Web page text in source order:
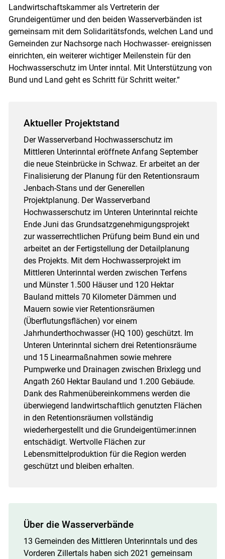
Landwirtschaftskammer als Vertreterin der
Grundeigentümer und den beiden Wasserverbänden ist
gemeinsam mit dem Solidaritätsfonds, welchen Land und
Gemeinden zur Nachsorge nach Hochwasser- ereignissen
einrichten, ein weiterer wichtiger Meilenstein für den
Hochwasserschutz im Unter inntal. Mit Unterstützung von
Bund und Land geht es Schritt für Schritt weiter.“
Aktueller Projektstand
Der Wasserverband Hochwasserschutz im
Mittleren Unterinntal eröffnete Anfang September
die neue Steinbrücke in Schwaz. Er arbeitet an der
Finalisierung der Planung für den Retentionsraum
Jenbach-Stans und der Generellen
Projektplanung. Der Wasserverband
Hochwasserschutz im Unteren Unterinntal reichte
Ende Juni das Grundsatzgenehmigungsprojekt
zur wasserrechtlichen Prüfung beim Bund ein und
arbeitet an der Fertigstellung der Detailplanung
des Projekts. Mit dem Hochwasserprojekt im
Mittleren Unterinntal werden zwischen Terfens
und Münster 1.500 Häuser und 120 Hektar
Bauland mittels 70 Kilometer Dämmen und
Mauern sowie vier Retentionsräumen
(Überflutungsflächen) vor einem
Jahrhunderthochwasser (HQ 100) geschützt. Im
Unteren Unterinntal sichern drei Retentionsräume
und 15 Linearmaßnahmen sowie mehrere
Pumpwerke und Drainagen zwischen Brixlegg und
Angath 260 Hektar Bauland und 1.200 Gebäude.
Dank des Rahmenübereinkommens werden die
überwiegend landwirtschaftlich genutzten Flächen
in den Retentionsräumen vollständig
wiederhergestellt und die Grundeigentümer:innen
entschädigt. Wertvolle Flächen zur
Lebensmittelproduktion für die Region werden
geschützt und bleiben erhalten.
Über die Wasserverbände
13 Gemeinden des Mittleren Unterinntals und des
Vorderen Zillertals haben sich 2021 gemeinsam